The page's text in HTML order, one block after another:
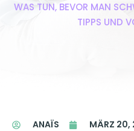
WAS TUN, BEVOR MAN
TIPPS UND
ANAÏS MÄRZ 20,